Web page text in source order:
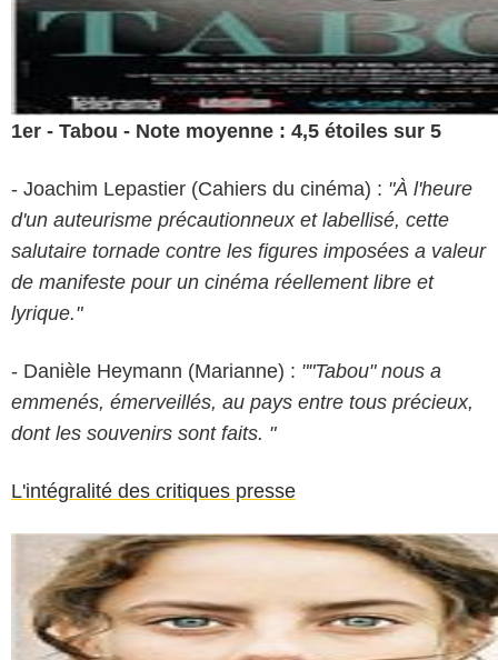
1er - Tabou - Note moyenne : 4,5 étoiles sur 5
- Joachim Lepastier (Cahiers du cinéma) : "À l'heure
d'un auteurisme précautionneux et labellisé, cette
salutaire tornade contre les figures imposées a valeur
de manifeste pour un cinéma réellement libre et
lyrique."
- Danièle Heymann (Marianne) : ""Tabou" nous a
emmenés, émerveillés, au pays entre tous précieux,
dont les souvenirs sont faits. "
L'intégralité des critiques presse